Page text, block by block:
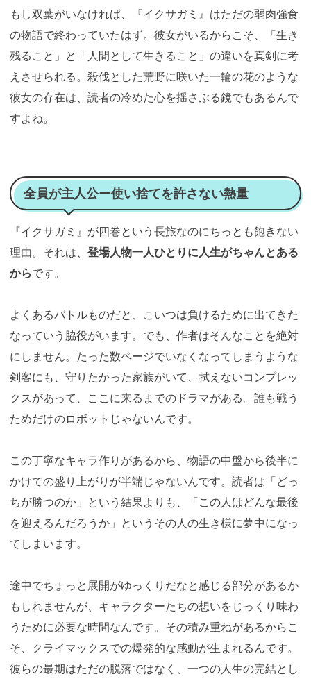
もし双葉がいなければ、『イクサガミ』はただの弱肉強食
の物語で終わっていたはず。彼女がいるからこそ、「生き
残ること」と「人間として生きること」の違いを真剣に考
えさせられる。殺伐とした荒野に咲いた一輪の花のような
彼女の存在は、読者の冷めた心を揺さぶる鏡でもあるんで
すよね。
全員が主人公ー使い捨てを許さない熱量
『イクサガミ』が四巻という長旅なのにちっとも飽きない
理由。それは、 登場人物一人ひとりに人生がちゃんとある
からです。
よくあるバトルものだと、こいつは負けるために出てきた
なっていう脇役がいます。でも、作者はそんなことを絶対
にしません。たった数ページでいなくなってしまうような
剣客にも、守りたかった家族がいて、拭えないコンプレッ
クスがあって、ここに来るまでのドラマがある。誰も戦う
ためだけのロボットじゃないんです。
この丁寧なキャラ作りがあるから、物語の中盤から後半に
かけての盛り上がりが半端じゃないんです。読者は「どっ
ちが勝つのか」という結果よりも、「この人はどんな最後
を迎えるんだろうか」というその人の生き様に夢中になっ
てしまいます。
途中でちょっと展開がゆっくりだなと感じる部分があるか
もしれませんが、キャラクターたちの想いをじっくり味わ
うために必要な時間なんです。その積み重ねがあるからこ
そ、クライマックスでの爆発的な感動が生まれるんです。
彼らの最期はただの脱落ではなく、一つの人生の完結とし